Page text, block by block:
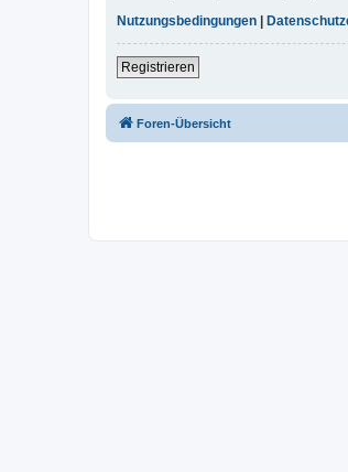
Nutzungsbedingungen
Registrieren
Foren-Übersicht